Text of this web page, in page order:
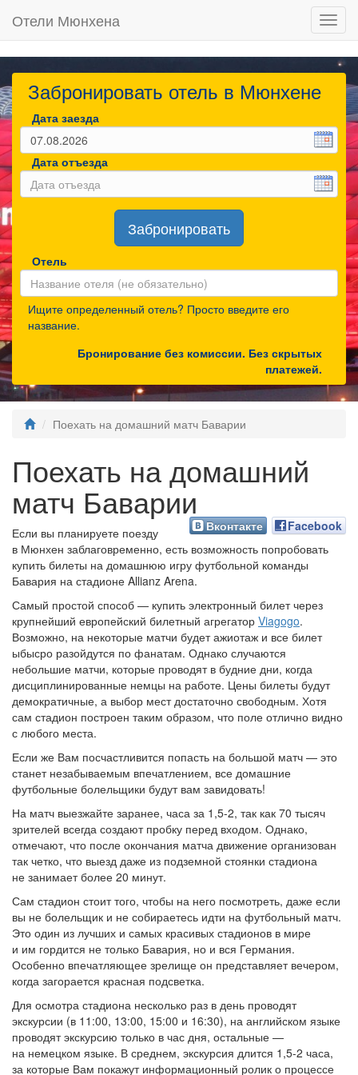
Отели Мюнхена
Забронировать отель в Мюнхене
Дата заезда
Дата отъезда
Забронировать
Отель
Ищите определенный отель? Просто введите его
название.
Бронирование без комиссии. Без скрытых
платежей.
Поехать на домашний матч Баварии
Поехать на домашний
матч Баварии
Facebook
Вконтакте
Если вы планируете поезду
в Мюнхен заблаговременно, есть возможность попробовать
купить билеты на домашнюю игру футбольной команды
Бавария на стадионе Allianz Arena.
Самый простой способ — купить электронный билет через
крупнейший европейский билетный агрегатор Viagogo.
Возможно, на некоторые матчи будет ажиотаж и все билет
ыбысро разойдутся по фанатам. Однако случаются
небольшие матчи, которые проводят в будние дни, когда
дисциплинированные немцы на работе. Цены билеты будут
демократичные, а выбор мест достаточно свободным. Хотя
сам стадион построен таким образом, что поле отлично видно
с любого места.
Если же Вам посчастливится попасть на большой матч — это
станет незабываемым впечатлением, все домашние
футбольные болельщики будут вам завидовать!
На матч выезжайте заранее, часа за 1,5-2, так как 70 тысяч
зрителей всегда создают пробку перед входом. Однако,
отмечают, что после окончания матча движение организован
так четко, что выезд даже из подземной стоянки стадиона
не занимает более 20 минут.
Сам стадион стоит того, чтобы на него посмотреть, даже если
вы не болельщик и не собираетесь идти на футбольный матч.
Это один из лучших и самых красивых стадионов в мире
и им гордится не только Бавария, но и вся Германия.
Особенно впечатляющее зрелище он представляет вечером,
когда загорается красная подсветка.
Для осмотра стадиона несколько раз в день проводят
экскурсии (в 11:00, 13:00, 15:00 и 16:30), на английском языке
проводят экскурсию только в час дня, остальные —
на немецком языке. В среднем, экскурсия длится 1,5-2 часа,
за которые Вам покажут информационный ролик о процессе